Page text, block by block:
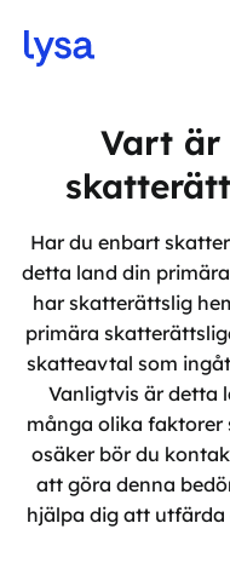
Vart
Har du enbart
detta land din
har skatterättslig
primära
skatteavtal som
Vanligtvis är detta
många olika faktorer
osäker bör du
att göra denna
hjälpa dig att utfärda